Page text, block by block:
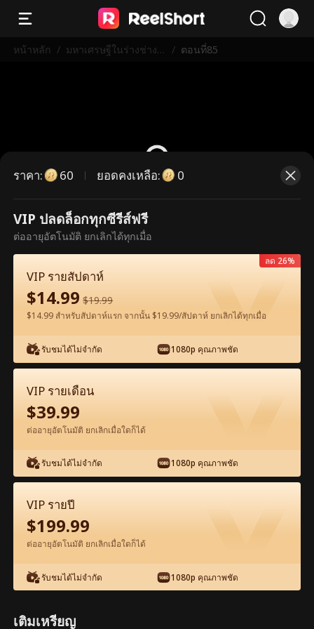
หน้าหลัก / มหาเศรษฐีในร่างช่างก่
/ ตอนที่85
ตอนนี้เป็นตอนพรีเมียม กรุณาปลดล็อก
เพื่อรับชม
ดูฟรีในแอป
ตอน85-ภาพยนตร์ มหาเศรษฐีในร่างช่าง
ก่อสร้าง เต็มเรื่อง ภาพยนตร์เต็มเรื่อง
1-50 51-97
85 86 88
ราคา: 60 ยอดคงเหลือ: 0
VIP ปลดล็อกทุกซีรีส์ฟรี
ต่ออายุอัตโนมัติ ยกเลิกได้ทุกเมื่อ
VIP รายสัปดาห์
$14.99 $19.99
$14.99 สำหรับสัปดาห์แรก จากนั้น $19.99/สัปดาห์ ยกเลิกได้ทุกเมื่อ
รับชมได้ไม่จำกัด 1080p คุณภาพชัด
ลด 26%
VIP รายเดือน
$39.99
ต่ออายุอัตโนมัติ ยกเลิกเมื่อใดก็ได้
รับชมได้ไม่จำกัด 1080p คุณภาพชัด
VIP รายปี
$199.99
ต่ออายุอัตโนมัติ ยกเลิกเมื่อใดก็ได้
รับชมได้ไม่จำกัด 1080p คุณภาพชัด
เติมเหรียญ